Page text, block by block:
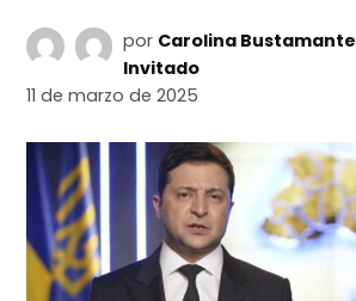
por Carolina Bustamante
Invitado
11 de marzo de 2025